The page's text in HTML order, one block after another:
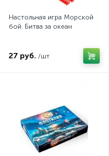
Настольная игра Морской
бой. Битва за океан
27 руб. /шт